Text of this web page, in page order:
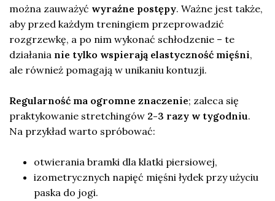
można zauważyć wyraźne postępy. Ważne jest także,
aby przed każdym treningiem przeprowadzić
rozgrzewkę, a po nim wykonać schłodzenie – te
działania nie tylko wspierają elastyczność mięśni,
ale również pomagają w unikaniu kontuzji.
Regularność ma ogromne znaczenie; zaleca się
praktykowanie stretchingów 2-3 razy w tygodniu.
Na przykład warto spróbować:
otwierania bramki dla klatki piersiowej,
izometrycznych napięć mięśni łydek przy użyciu
paska do jogi.